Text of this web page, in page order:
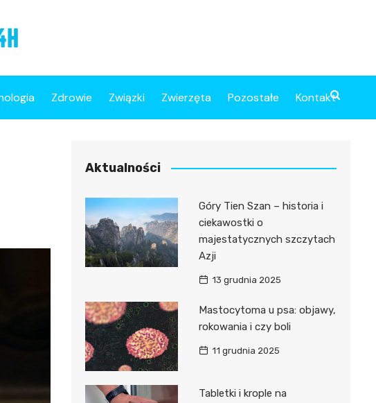
Zdrowie Związki Zwierzęta Pozostałe Kontakt
Aktualności
Góry Tien Szan – historia i
ciekawostki o
majestatycznych szczytach
Azji
13 grudnia 2025
Mastocytoma u psa: objawy,
rokowania i czy boli
11 grudnia 2025
Tabletki i krople na